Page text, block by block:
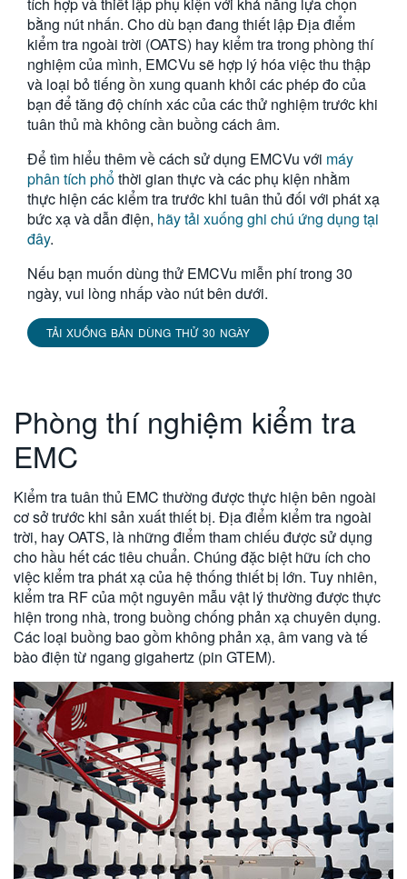
bằng nút nhấn. Cho dù bạn đang thiết lập Địa điểm
kiểm tra ngoài trời (OATS) hay kiểm tra trong phòng thí
nghiệm của mình, EMCVu sẽ hợp lý hóa việc thu thập
và loại bỏ tiếng ồn xung quanh khỏi các phép đo của
bạn để tăng độ chính xác của các thử nghiệm trước khi
tuân thủ mà không cần buồng cách âm.
Để tìm hiểu thêm về cách sử dụng EMCVu với máy
phân tích phổthời gian thực và các phụ kiện nhằm
thực hiện các kiểm tra trước khi tuân thủ đối với phát xạ
bức xạ và dẫn điện, hãy tải xuống ghi chú ứng dụng tại
đây.
Nếu bạn muốn dùng thử EMCVu miễn phí trong 30
ngày, vui lòng nhấp vào nút bên dưới.
TẢI XUỐNG BẢN DÙNG THỬ 30 NGÀY
Phòng thí nghiệm kiểm tra
EMC
Kiểm tra tuân thủ EMC thường được thực hiện bên ngoài
cơ sở trước khi sản xuất thiết bị. Địa điểm kiểm tra ngoài
trời, hay OATS, là những điểm tham chiếu được sử dụng
cho hầu hết các tiêu chuẩn. Chúng đặc biệt hữu ích cho
việc kiểm tra phát xạ của hệ thống thiết bị lớn. Tuy nhiên,
kiểm tra RF của một nguyên mẫu vật lý thường được thực
hiện trong nhà, trong buồng chống phản xạ chuyên dụng.
Các loại buồng bao gồm không phản xạ, âm vang và tế
bào điện từ ngang gigahertz (pin GTEM).